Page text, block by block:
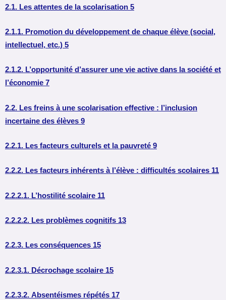
2.1. Les attentes de la scolarisation 5
2.1.1. Promotion du développement de chaque élève (social,
intellectuel, etc.) 5
2.1.2. L’opportunité d’assurer une vie active dans la société et
l’économie 7
2.2. Les freins à une scolarisation effective : l’inclusion
incertaine des élèves 9
2.2.1. Les facteurs culturels et la pauvreté 9
2.2.2. Les facteurs inhérents à l’élève : difficultés scolaires 11
2.2.2.1. L’hostilité scolaire 11
2.2.2.2. Les problèmes cognitifs 13
2.2.3. Les conséquences 15
2.2.3.1. Décrochage scolaire 15
2.2.3.2. Absentéismes répétés 17